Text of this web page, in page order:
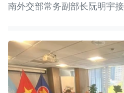
南外交部常务副部长阮明宇接